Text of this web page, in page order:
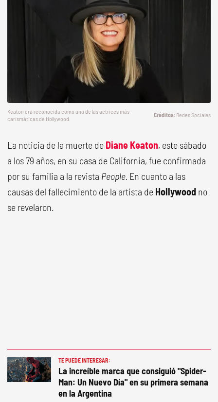
Keaton era reconocida como una de las actrices más
carismáticas de Hollywood.
Redes Sociales
La noticia de la muerte de Diane Keaton, este sábado
a los 79 años, en su casa de California, fue confirmada
por su familia a la revista People. En cuanto a las
causas del fallecimiento de la artista de Hollywood no
se revelaron.
TE PUEDE INTERESAR:
La increíble marca que consiguió "Spider-
Man: Un Nuevo Día" en su primera semana
en la Argentina